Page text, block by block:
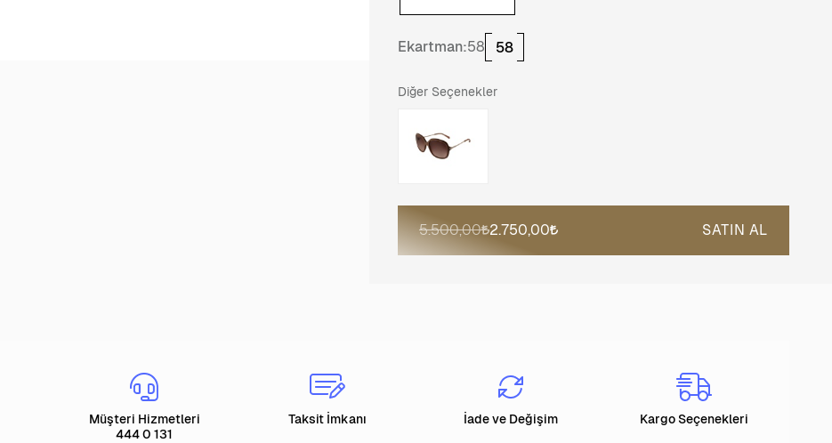
Ekartman:58 58
Diğer Seçenekler
5.500,00 2.750,00 SATIN AL
Müşteri Hizmetleri
444 0 131
Taksit İmkanı İade ve Değişim Kargo Seçenekleri